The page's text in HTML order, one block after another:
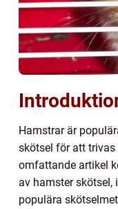
Hamstrar är
skötsel för att trivas
omfattande artikel
av hamster skötsel,
populära